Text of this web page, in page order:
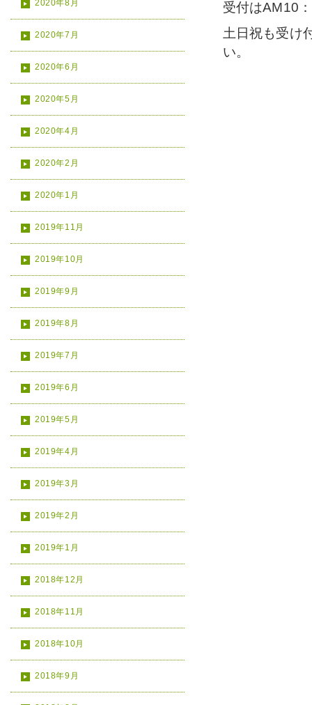
2020年8月
2020年7月
2020年6月
2020年5月
2020年4月
2020年2月
2020年1月
2019年11月
2019年10月
2019年9月
2019年8月
2019年7月
2019年6月
2019年5月
2019年4月
2019年3月
2019年2月
2019年1月
2018年12月
2018年11月
2018年10月
2018年9月
受付はAM10
土日祝も受け
い。